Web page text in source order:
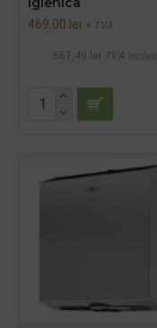
469,00 lei + TVA
567,49 lei TVA inclus